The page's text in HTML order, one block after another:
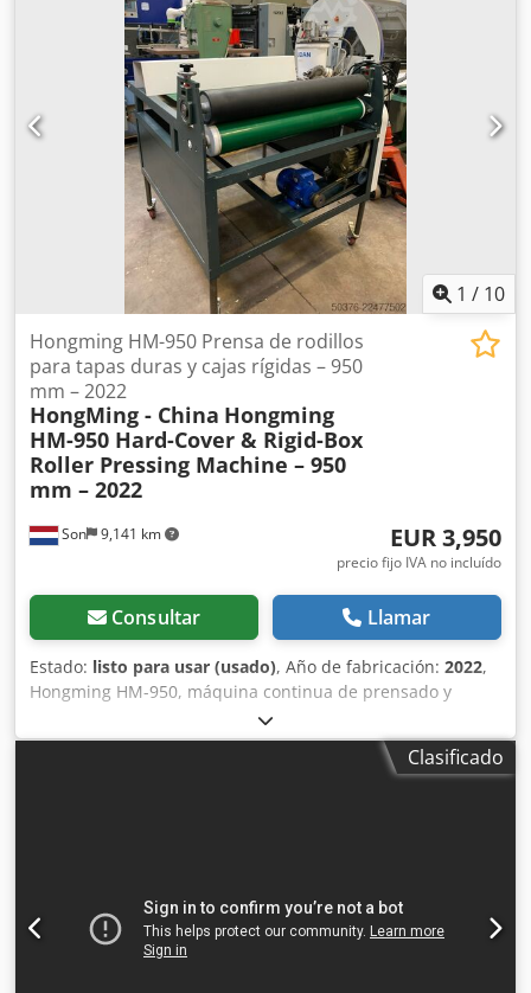
1 / 10
Son 9,141 km
Hongming HM-950 Prensa de rodillos
para tapas duras y cajas rígidas – 950
mm – 2022
HongMing - China Hongming
HM-950 Hard-Cover & Rigid-Box
Roller Pressing Machine – 950
mm – 2022
EUR 3,950
precio fijo IVA no incluído
Consultar Llamar
Estado: listo para usar (usado), Año de fabricación: 2022,
Hongming HM-950, máquina continua de prensado y
aplanado con rodillos, adecuada para la producción de
cubiertas duras, portadas de libros, carpetas, materiales
de presentación, cajas rígidas y otros productos de cartón
burbujas de aire y las irregularidades atrapadas. La
presión y la altura de trabajo se pueden ajustar
manualmente en ambos lados de la máquina.
Clasificado